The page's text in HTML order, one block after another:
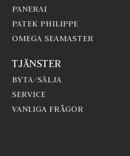
PANERAI
PATEK PHILIPPE
OMEGA SEAMASTER
TJÄNSTER
BYTA/SÄLJA
SERVICE
VANLIGA FRÅGOR